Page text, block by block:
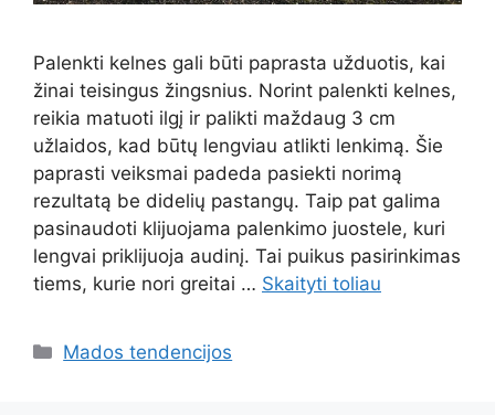
Palenkti kelnes gali būti paprasta užduotis, kai
žinai teisingus žingsnius. Norint palenkti kelnes,
reikia matuoti ilgį ir palikti maždaug 3 cm
užlaidos, kad būtų lengviau atlikti lenkimą. Šie
paprasti veiksmai padeda pasiekti norimą
rezultatą be didelių pastangų. Taip pat galima
pasinaudoti klijuojama palenkimo juostele, kuri
lengvai priklijuoja audinį. Tai puikus pasirinkimas
tiems, kurie nori greitai … Skaityti toliau
Kategorijos
Mados tendencijos